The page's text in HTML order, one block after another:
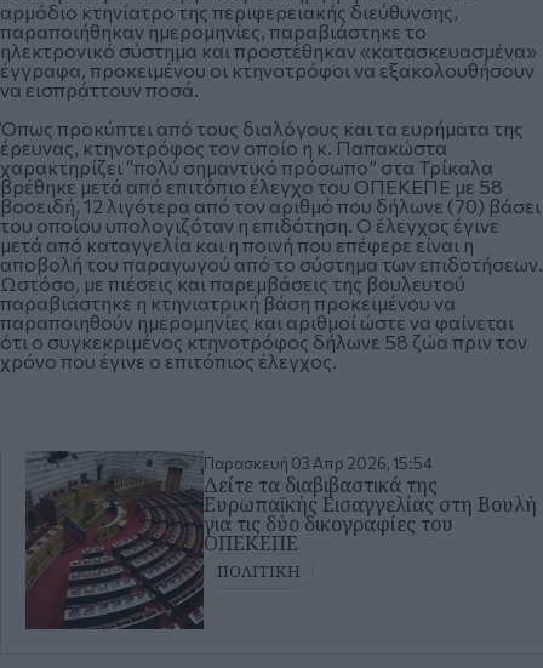
αρμόδιο κτηνίατρο της περιφερειακής διεύθυνσης,
παραποιήθηκαν ημερομηνίες, παραβιάστηκε το
ηλεκτρονικό σύστημα και προστέθηκαν «κατασκευασμένα»
έγγραφα, προκειμένου οι κτηνοτρόφοι να εξακολουθήσουν
να εισπράττουν ποσά.
Όπως προκύπτει από τους διαλόγους και τα ευρήματα της
έρευνας, κτηνοτρόφος τον οποίο η κ. Παπακώστα
χαρακτηρίζει “πολύ σημαντικό πρόσωπο” στα Τρίκαλα
βρέθηκε μετά από επιτόπιο έλεγχο του ΟΠΕΚΕΠΕ με 58
βοοειδή, 12 λιγότερα από τον αριθμό που δήλωνε (70) βάσει
του οποίου υπολογιζόταν η επιδότηση. Ο έλεγχος έγινε
μετά από καταγγελία και η ποινή που επέφερε είναι η
αποβολή του παραγωγού από το σύστημα των επιδοτήσεων.
Ωστόσο, με πιέσεις και παρεμβάσεις της βουλευτού
παραβιάστηκε η κτηνιατρική βάση προκειμένου να
παραποιηθούν ημερομηνίες και αριθμοί ώστε να φαίνεται
ότι ο συγκεκριμένος κτηνοτρόφος δήλωνε 58 ζώα πριν τον
χρόνο που έγινε ο επιτόπιος έλεγχος.
Παρασκευή 03 Απρ 2026, 15:54
Δείτε τα διαβιβαστικά της
Ευρωπαϊκής Εισαγγελίας στη Βουλή
για τις δύο δικογραφίες του
ΟΠΕΚΕΠΕ
ΠΟΛΙΤΙΚΗ